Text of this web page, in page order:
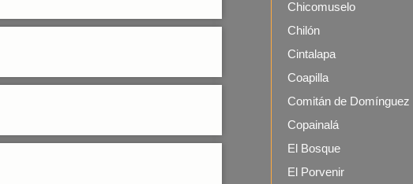
Chicomuselo
Chilón
Cintalapa
Coapilla
Comitán de Domínguez
Copainalá
El Bosque
El Porvenir